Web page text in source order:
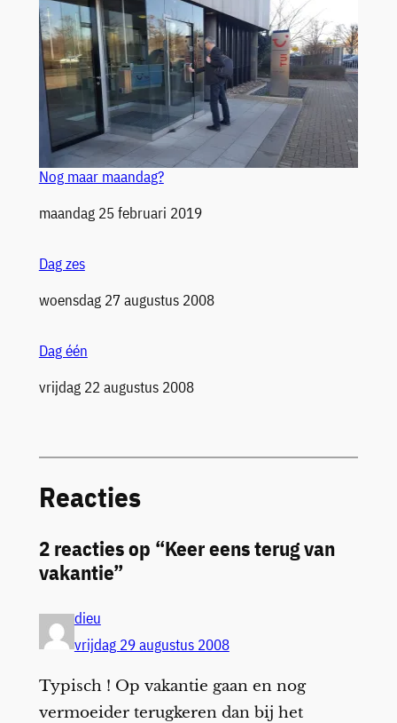
Nog maar maandag?
Datum
maandag 25 februari 2019
Dag zes
Datum
woensdag 27 augustus 2008
Dag één
Datum
vrijdag 22 augustus 2008
Reacties
2 reacties op “Keer eens terug van
vakantie”
dieu
vrijdag 29 augustus 2008
Typisch ! Op vakantie gaan en nog
vermoeider terugkeren dan bij het